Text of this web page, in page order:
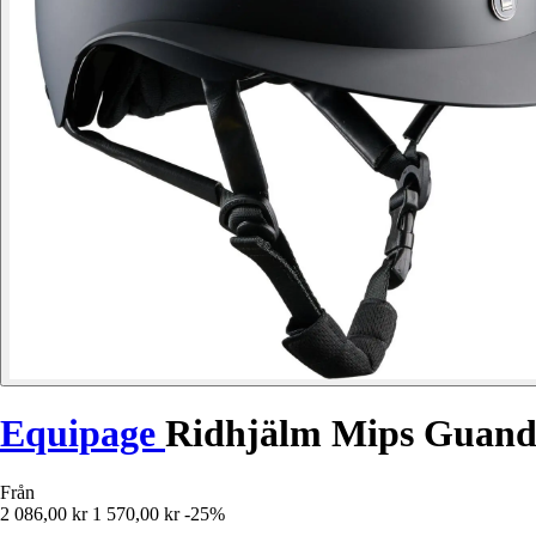
Equipage Ridhjälm Mips
Från
2 086,00 kr 1 570,00 kr -25%